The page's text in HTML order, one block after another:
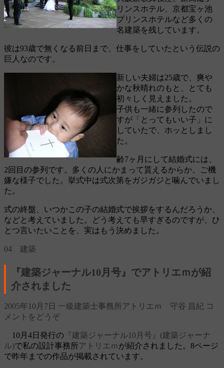
リンスホテル、京都宝ヶ池
プリンスホテルなど多くの
名建築を残しています。
彼は93歳で無くなる前日まで、仕事をしていたという伝説の
巨人なのです。
新しい夫婦は25歳で、爽や
かな秋晴れのもと、とても
初々しく見えました。
子供も一緒に参列したので
すが「とってもいい子」に
していたで、ホッとしまし
た。
齢7ヶ月にして結婚式には、
2回目の参列です。多くの人にかまって貰えるからか、ご機
嫌な様子でした。挙式中は式次第をガジガジと噛んでいまし
た。
式の終盤、いつかこの子の結婚式で挨拶をするんだろうか、
などと考えていました。どう考えても早すぎるのですが、ひ
とつ言いたいことを、実はもう決めました。
04 建築
『建築ジャーナル10月号』でアトリエｍが紹
介されました
2005年10月7日 一級建築士事務所アトリエｍ 守谷 昌紀 コ
メントをどうぞ
10月4日発行の 『建築ジャーナル10月号』(建築ジャーナ
ル)で私の設計事務所アトリエｍが紹介されました。8ページ
で昨年までの作品が掲載されています。